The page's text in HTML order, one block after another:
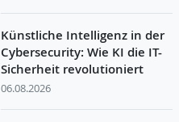
Künstliche Intelligenz in der
Cybersecurity: Wie KI die IT-
Sicherheit revolutioniert
06.08.2026